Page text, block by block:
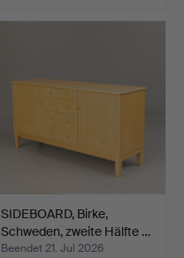
SIDEBOARD, Birke,
Schweden, zweite Hälfte …
Beendet 21. Jul 2026